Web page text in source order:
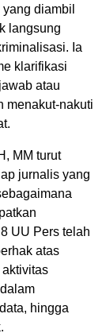
diambil
langsung
Ia
klarifikasi
atau
menakut-nakuti
MM turut
jurnalis yang
UU Pers telah
atas
hingga